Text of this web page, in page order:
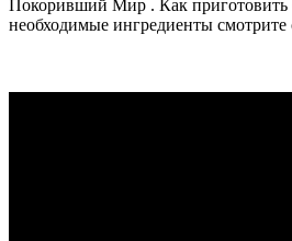
Покоривший Мир . Как приготовить
необходимые ингредиенты смотрите